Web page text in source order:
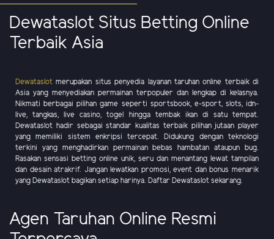
Dewataslot Situs Betting Online
Terbaik Asia
Dewataslot merupakan situs penyedia layanan taruhan online terbaik di
Asia yang menyediakan permainan terpopuler dan lengkap di kelasnya.
Nikmati berbagai pilihan game seperti sportsbook, e-sport, slots, idn-
live, tangkas, live casino, togel hingga tembak ikan di satu tempat.
Dewataslot hadir sebagai standar kualitas terbaik pilihan jutaan player
yang memiliki sistem enkripsi tercepat. Didukung dengan teknologi
terkini yang menghadirkan permainan bebas hambatan ataupun bug.
Rasakan sensasi betting online unik, seru dan menantang lewat tampilan
dan desain atrakrif. Jangan lewatkan promosi, event dan bonus menarik
yang Dewataslot bagikan setiap harinya. Daftar Dewataslot sekarang.
Agen Taruhan Online Resmi